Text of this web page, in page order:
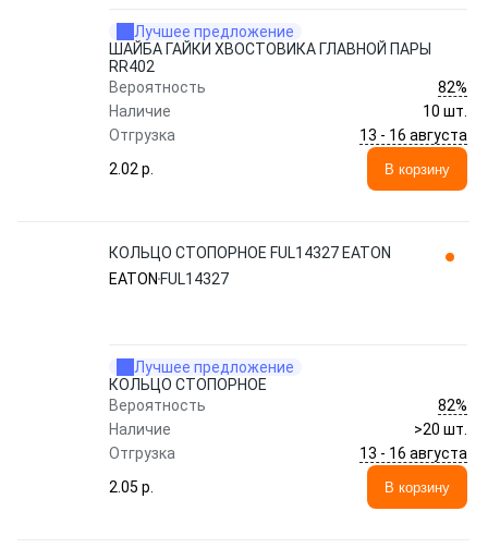
Лучшее предложение
ШАЙБА ГАЙКИ ХВОСТОВИКА ГЛАВНОЙ ПАРЫ
RR402
Вероятность
82%
Наличие
10 шт.
Отгрузка
13 - 16 августа
2.02 p.
В корзину
КОЛЬЦО СТОПОРНОЕ FUL14327 EATON
EATON FUL14327
Лучшее предложение
КОЛЬЦО СТОПОРНОЕ
Вероятность
82%
Наличие
>20 шт.
Отгрузка
13 - 16 августа
2.05 p.
В корзину